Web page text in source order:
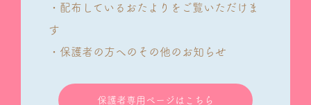
・配布しているおたよりをご覧いただけま
す
・保護者の方へのその他のお知らせ
保護者専用ページはこちら